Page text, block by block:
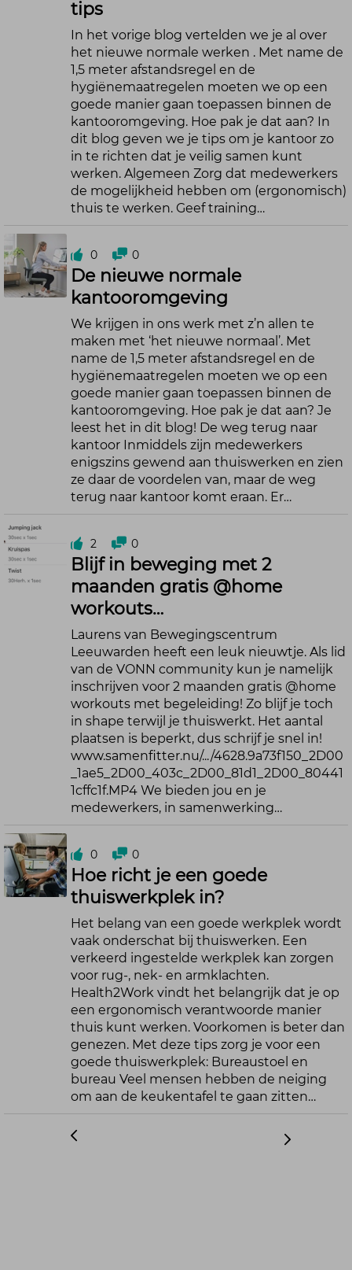
tips
In het vorige blog vertelden we je al over
het nieuwe normale werken . Met name de
1,5 meter afstandsregel en de
hygiënemaatregelen moeten we op een
goede manier gaan toepassen binnen de
kantooromgeving. Hoe pak je dat aan? In
dit blog geven we je tips om je kantoor zo
in te richten dat je veilig samen kunt
werken. Algemeen Zorg dat medewerkers
de mogelijkheid hebben om (ergonomisch)
thuis te werken. Geef training…
0 0
De nieuwe normale
kantooromgeving
We krijgen in ons werk met z’n allen te
maken met ‘het nieuwe normaal’. Met
name de 1,5 meter afstandsregel en de
hygiënemaatregelen moeten we op een
goede manier gaan toepassen binnen de
kantooromgeving. Hoe pak je dat aan? Je
leest het in dit blog! De weg terug naar
kantoor Inmiddels zijn medewerkers
enigszins gewend aan thuiswerken en zien
ze daar de voordelen van, maar de weg
terug naar kantoor komt eraan. Er…
2 0
Blijf in beweging met 2
maanden gratis @home
workouts…
Laurens van Bewegingscentrum
Leeuwarden heeft een leuk nieuwtje. Als lid
van de VONN community kun je namelijk
inschrijven voor 2 maanden gratis @home
workouts met begeleiding! Zo blijf je toch
in shape terwijl je thuiswerkt. Het aantal
plaatsen is beperkt, dus schrijf je snel in!
www.samenfitter.nu/.../4628.9a73f150_2D00
_1ae5_2D00_403c_2D00_81d1_2D00_80441
1cffc1f.MP4 We bieden jou en je
medewerkers, in samenwerking…
0 0
Hoe richt je een goede
thuiswerkplek in?
Het belang van een goede werkplek wordt
vaak onderschat bij thuiswerken. Een
verkeerd ingestelde werkplek kan zorgen
voor rug-, nek- en armklachten.
Health2Work vindt het belangrijk dat je op
een ergonomisch verantwoorde manier
thuis kunt werken. Voorkomen is beter dan
genezen. Met deze tips zorg je voor een
goede thuiswerkplek: Bureaustoel en
bureau Veel mensen hebben de neiging
om aan de keukentafel te gaan zitten…